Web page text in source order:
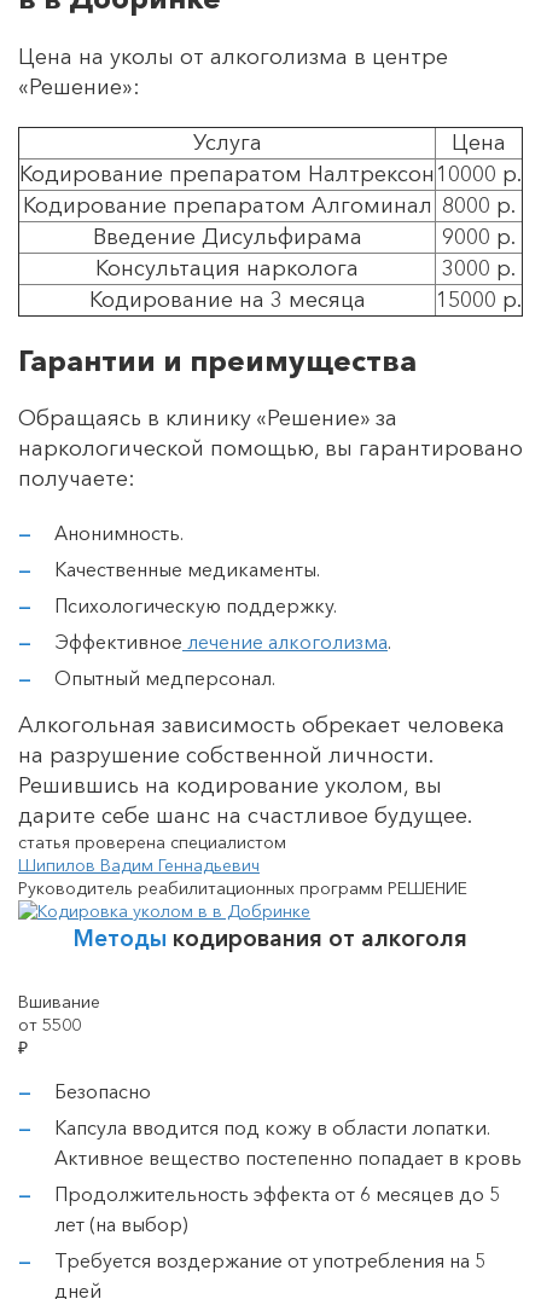
Цена на уколы от алкоголизма в центре
«Решение»:
Услуга
Цена
Кодирование препаратом Налтрексон 10000 р.
Кодирование препаратом Алгоминал 8000 р.
Введение Дисульфирама
9000 р.
Консультация нарколога
3000 р.
Кодирование на 3 месяца
15000 р.
Гарантии и преимущества
Обращаясь в клинику «Решение» за
наркологической помощью, вы гарантировано
получаете:
Анонимность.
Качественные медикаменты.
Психологическую поддержку.
Эффективное лечение алкоголизма.
Опытный медперсонал.
Алкогольная зависимость обрекает человека
на разрушение собственной личности.
Решившись на кодирование уколом, вы
дарите себе шанс на счастливое будущее.
статья проверена специалистом
Шипилов Вадим Геннадьевич
Руководитель реабилитационных программ РЕШЕНИЕ
Методы кодирования от алкоголя
Вшивание
от 5500
₽
Безопасно
Капсула вводится под кожу в области лопатки.
Активное вещество постепенно попадает в кровь
Продолжительность эффекта от 6 месяцев до 5
лет (на выбор)
Требуется воздержание от употребления на 5
дней